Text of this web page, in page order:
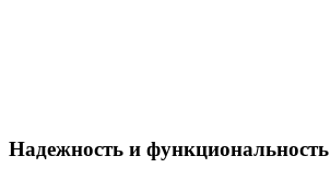
Надежность и функциональность